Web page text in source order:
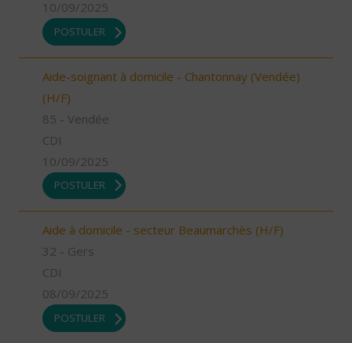
10/09/2025
POSTULER
Aide-soignant à domicile - Chantonnay (Vendée)
(H/F)
85 - Vendée
CDI
10/09/2025
POSTULER
Aide à domicile - secteur Beaumarchès (H/F)
32 - Gers
CDI
08/09/2025
POSTULER